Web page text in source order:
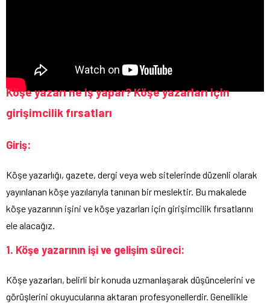
Köşe yazarı ne iş yapar? Köşe yazarları için
girişimcilik fırsatları
Giriş:
Köşe yazarlığı, gazete, dergi veya web sitelerinde düzenli olarak
yayınlanan köşe yazılarıyla tanınan bir meslektir. Bu makalede
köşe yazarının işini ve köşe yazarları için girişimcilik fırsatlarını
ele alacağız.
1. Köşe yazarının işi ve gelişim süreci:
Köşe yazarları, belirli bir konuda uzmanlaşarak düşüncelerini ve
görüşlerini okuyucularına aktaran profesyonellerdir. Genellikle